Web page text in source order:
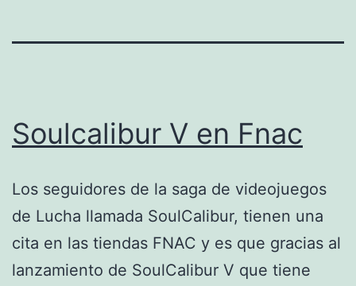
Soulcalibur V en Fnac
Los seguidores de la saga de videojuegos
de Lucha llamada SoulCalibur, tienen una
cita en las tiendas FNAC y es que gracias al
lanzamiento de SoulCalibur V que tiene